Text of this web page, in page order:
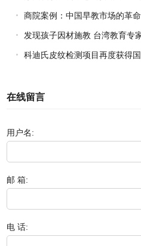
商院案例：中国早教市场的革命
发现孩子因材施教 台湾教育专
科迪氏皮纹检测项目再度获得
在线留言
用户名:
邮 箱:
电 话: